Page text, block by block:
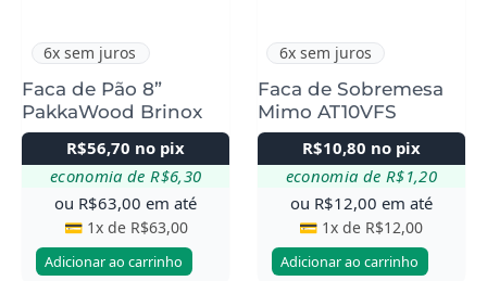
6x sem juros
Faca de Pão 8”
PakkaWood Brinox
R$56,70 no pix
economia de R$6,30
ou R$63,00 em até
💳 1x de R$63,00
Adicionar ao carrinho
6x sem juros
Faca de Sobremesa
Mimo AT10VFS
R$10,80 no pix
economia de R$1,20
ou R$12,00 em até
💳 1x de R$12,00
Adicionar ao carrinho